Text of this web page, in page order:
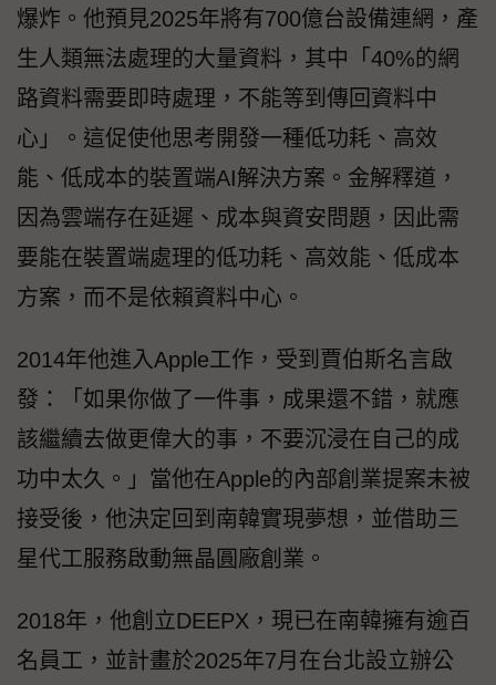
爆炸。他預見2025年將有700億台設備連網，產
生人類無法處理的大量資料，其中「40%的網
路資料需要即時處理，不能等到傳回資料中
心」。這促使他思考開發一種低功耗、高效
能、低成本的裝置端AI解決方案。金解釋道，
因為雲端存在延遲、成本與資安問題，因此需
要能在裝置端處理的低功耗、高效能、低成本
方案，而不是依賴資料中心。
2014年他進入Apple工作，受到賈伯斯名言啟
發：「如果你做了一件事，成果還不錯，就應
該繼續去做更偉大的事，不要沉浸在自己的成
功中太久。」當他在Apple的內部創業提案未被
接受後，他決定回到南韓實現夢想，並借助三
星代工服務啟動無晶圓廠創業。
2018年，他創立DEEPX，現已在南韓擁有逾百
名員工，並計畫於2025年7月在台北設立辦公